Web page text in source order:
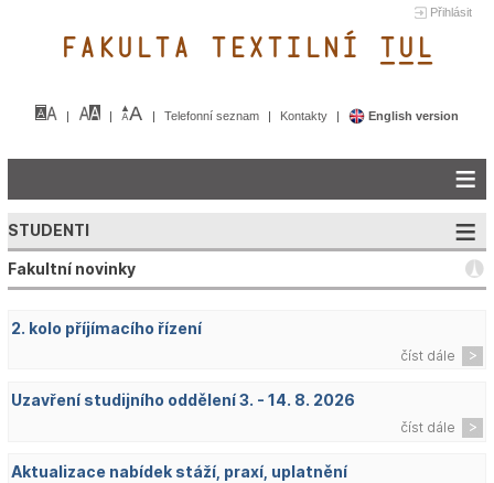
Přihlásit
FAKULTA TEXTILNÍ TUL&
Telefonní seznam Kontakty English version
STUDENTI
Fakultní novinky
2. kolo příjímacího řízení
číst dále
Uzavření studijního oddělení 3. - 14. 8. 2026
číst dále
Aktualizace nabídek stáží, praxí, uplatnění